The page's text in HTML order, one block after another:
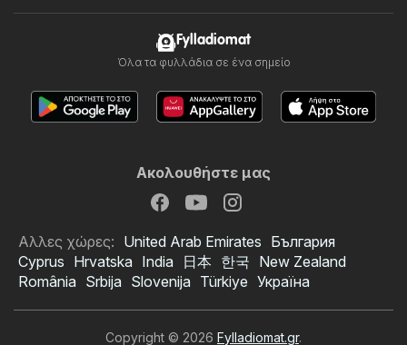
Fylladiomat
Όλα τα φυλλάδια σε ένα σημείο
Ακολουθήστε μας
Αλλες χώρες: United Arab Emirates България
Cyprus Hrvatska India 日本 한국 New Zealand
România Srbija Slovenija Türkiye Україна
Copyright © 2026 Fylladiomat.gr.